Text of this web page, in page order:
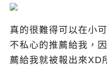
真的很難得可以在小
不私心的推薦給我，
薦給我就被報出來XD